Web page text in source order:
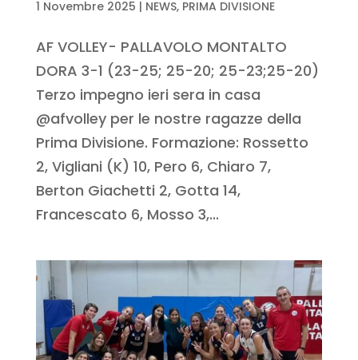
1 Novembre 2025 | NEWS, PRIMA DIVISIONE
AF VOLLEY- PALLAVOLO MONTALTO
DORA 3-1 (23-25; 25-20; 25-23;25-20)
Terzo impegno ieri sera in casa
@afvolley per le nostre ragazze della
Prima Divisione. Formazione: Rossetto
2, Vigliani (K) 10, Pero 6, Chiaro 7,
Berton Giachetti 2, Gotta 14,
Francescato 6, Mosso 3,...